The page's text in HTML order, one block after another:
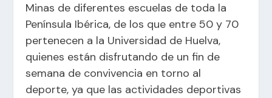
Minas de diferentes escuelas de toda la
Península Ibérica, de los que entre 50 y 70
pertenecen a la Universidad de Huelva,
quienes están disfrutando de un fin de
semana de convivencia en torno al
deporte, ya que las actividades deportivas